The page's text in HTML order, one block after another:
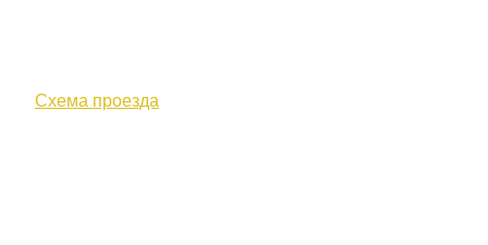
Схема проезда